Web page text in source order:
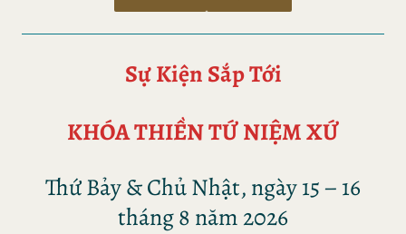
Sự Kiện Sắp Tới
KHÓA THIỀN TỨ NIỆM XỨ
Thứ Bảy & Chủ Nhật, ngày 15 – 16
tháng 8 năm 2026